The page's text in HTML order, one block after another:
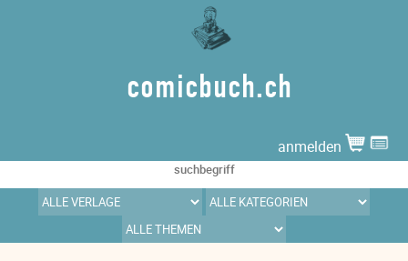
comicbuch.ch
anmelden